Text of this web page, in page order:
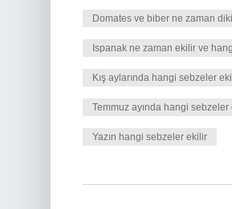
Domates ve biber ne zaman
Ispanak ne zaman ekilir ve
Kış aylarında hangi sebzeler
Temmuz ayında hangi sebzeler
Yazın hangi sebzeler ekilir